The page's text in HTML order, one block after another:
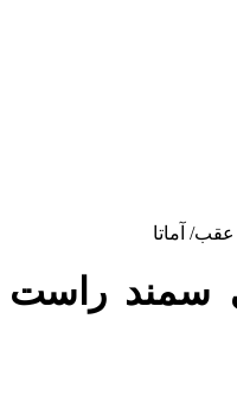
آماتا
سمند راست